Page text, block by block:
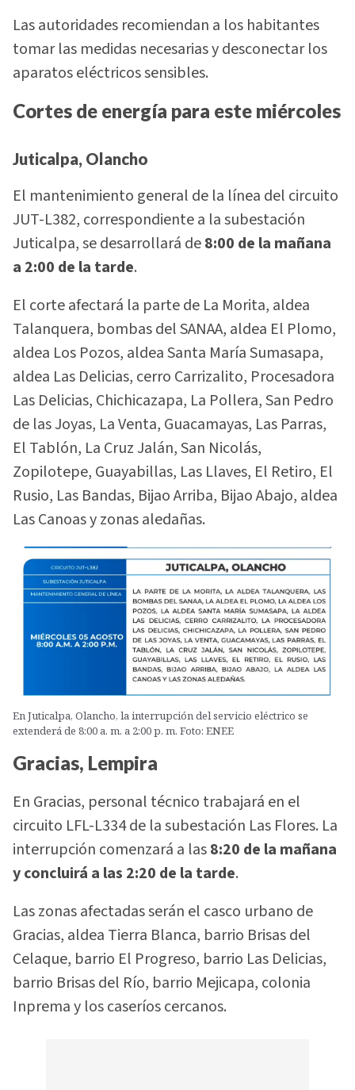
Las autoridades recomiendan a los habitantes
tomar las medidas necesarias y desconectar los
aparatos eléctricos sensibles.
Cortes de energía para este miércoles
Juticalpa, Olancho
El mantenimiento general de la línea del circuito
JUT-L382, correspondiente a la subestación
Juticalpa, se desarrollará de8:00 de la mañana
a 2:00 de la tarde.
El corte afectará la parte de La Morita, aldea
Talanquera, bombas del SANAA, aldea El Plomo,
aldea Los Pozos, aldea Santa María Sumasapa,
aldea Las Delicias, cerro Carrizalito, Procesadora
Las Delicias, Chichicazapa, La Pollera, San Pedro
de las Joyas, La Venta, Guacamayas, Las Parras,
El Tablón, La Cruz Jalán, San Nicolás,
Zopilotepe, Guayabillas, Las Llaves, El Retiro, El
Rusio, Las Bandas, Bijao Arriba, Bijao Abajo, aldea
Las Canoas y zonas aledañas.
En Juticalpa, Olancho, la interrupción del servicio eléctrico se
extenderá de 8:00 a. m. a 2:00 p. m. Foto: ENEE
Gracias, Lempira
En Gracias, personal técnico trabajará en el
circuito LFL-L334 de la subestación Las Flores. La
interrupción comenzará a las8:20 de la mañana
y concluirá a las 2:20 de la tarde.
Las zonas afectadas serán el casco urbano de
Gracias, aldea Tierra Blanca, barrio Brisas del
Celaque, barrio El Progreso, barrio Las Delicias,
barrio Brisas del Río, barrio Mejicapa, colonia
Inprema y los caseríos cercanos.